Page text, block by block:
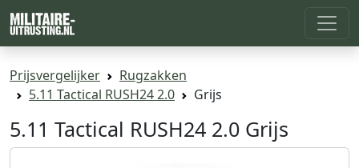
Prijsvergelijker
Rugzakken
5.11 Tactical RUSH24 2.0
Grijs
5.11 Tactical RUSH24 2.0 Grijs